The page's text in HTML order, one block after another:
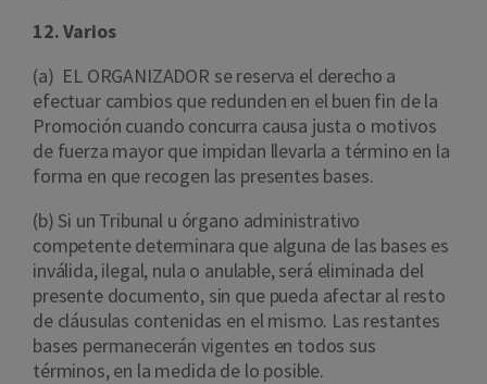
12. Varios
(a) EL ORGANIZADOR se reserva el derecho a
efectuar cambios que redunden en el buen fin de la
Promoción cuando concurra causa justa o motivos
de fuerza mayor que impidan llevarla a término en la
forma en que recogen las presentes bases.
(b) Si un Tribunal u órgano administrativo
competente determinara que alguna de las bases es
inválida, ilegal, nula o anulable, será eliminada del
presente documento, sin que pueda afectar al resto
de cláusulas contenidas en el mismo. Las restantes
bases permanecerán vigentes en todos sus
términos, en la medida de lo posible.